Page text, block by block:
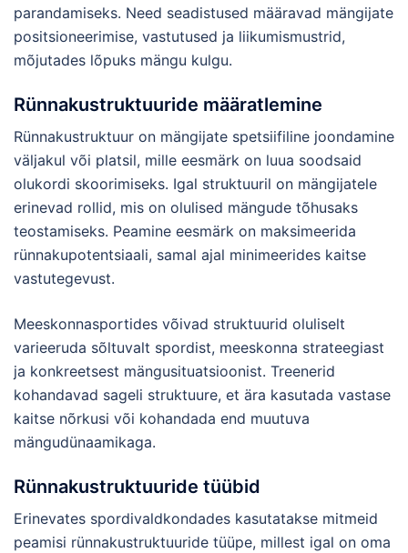
parandamiseks. Need seadistused määravad mängijate
positsioneerimise, vastutused ja liikumismustrid,
mõjutades lõpuks mängu kulgu.
Rünnakustruktuuride määratlemine
Rünnakustruktuur on mängijate spetsiifiline joondamine
väljakul või platsil, mille eesmärk on luua soodsaid
olukordi skoorimiseks. Igal struktuuril on mängijatele
erinevad rollid, mis on olulised mängude tõhusaks
teostamiseks. Peamine eesmärk on maksimeerida
rünnakupotentsiaali, samal ajal minimeerides kaitse
vastutegevust.
Meeskonnasportides võivad struktuurid oluliselt
varieeruda sõltuvalt spordist, meeskonna strateegiast
ja konkreetsest mängusituatsioonist. Treenerid
kohandavad sageli struktuure, et ära kasutada vastase
kaitse nõrkusi või kohandada end muutuva
mängudünaamikaga.
Rünnakustruktuuride tüübid
Erinevates spordivaldkondades kasutatakse mitmeid
peamisi rünnakustruktuuride tüüpe, millest igal on oma